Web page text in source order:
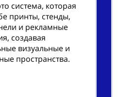
система, которая
принты, стенды,
и рекламные
создавая
визуальные и
пространства.